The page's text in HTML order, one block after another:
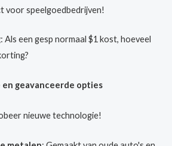
voor speelgoedbedrijven!
: Als een gesp normaal $1 kost, hoeveel
geavanceerde opties
nieuwe technologie!